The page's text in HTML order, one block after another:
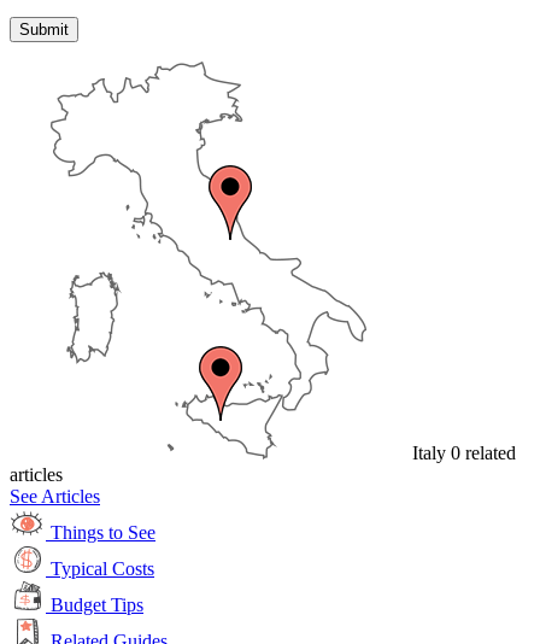
Italy 0 related
articles
See Articles
Things to See
Typical Costs
Budget Tips